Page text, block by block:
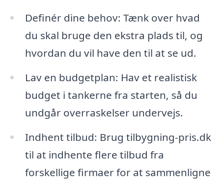
Definér dine behov: Tænk over hvad
du skal bruge den ekstra plads til, og
hvordan du vil have den til at se ud.
Lav en budgetplan: Hav et realistisk
budget i tankerne fra starten, så du
undgår overraskelser undervejs.
Indhent tilbud: Brug tilbygning-pris.dk
til at indhente flere tilbud fra
forskellige firmaer for at sammenligne